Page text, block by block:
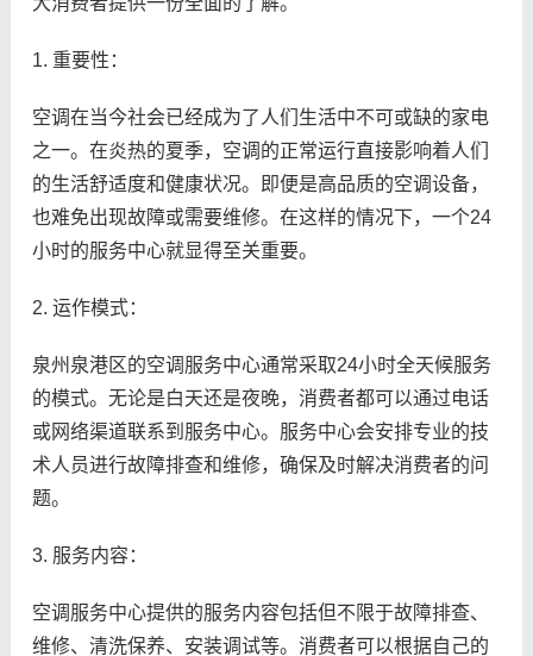
1. 重要性：
空调在当今社会已经成为了人们生活中不可或缺的家电
之一。在炎热的夏季，空调的正常运行直接影响着人们
的生活舒适度和健康状况。即便是高品质的空调设备，
也难免出现故障或需要维修。在这样的情况下，一个24
小时的服务中心就显得至关重要。
2. 运作模式：
泉州泉港区的空调服务中心通常采取24小时全天候服务
的模式。无论是白天还是夜晚，消费者都可以通过电话
或网络渠道联系到服务中心。服务中心会安排专业的技
术人员进行故障排查和维修，确保及时解决消费者的问
题。
3. 服务内容：
空调服务中心提供的服务内容包括但不限于故障排查、
维修、清洗保养、安装调试等。消费者可以根据自己的